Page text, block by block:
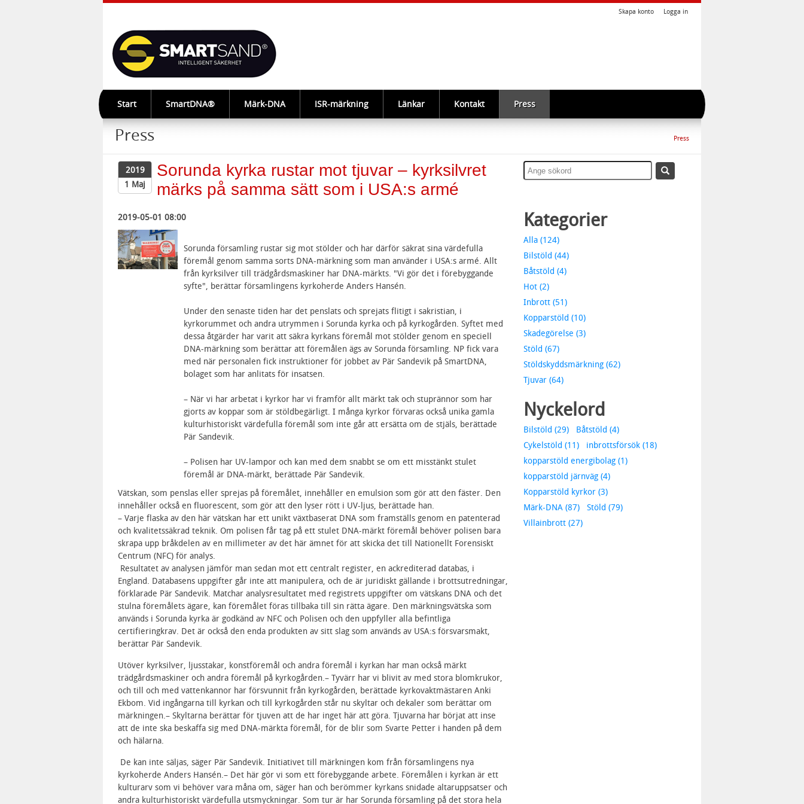
Skapa konto Logga in
Start SmartDNA® Märk-DNA ISR-märkning Länkar Kontakt Press
Press Press
2019
1 Maj
Sorunda kyrka rustar mot tjuvar – kyrksilvret
märks på samma sätt som i USA:s armé
2019-05-01 08:00
Sorunda församling rustar sig mot stölder och har därför säkrat sina värdefulla
föremål genom samma sorts DNA-märkning som man använder i USA:s armé. Allt
från kyrksilver till trädgårdsmaskiner har DNA-märkts. "Vi gör det i förebyggande
syfte", berättar församlingens kyrkoherde Anders Hansén.
Under den senaste tiden har det penslats och sprejats flitigt i sakristian, i
kyrkorummet och andra utrymmen i Sorunda kyrka och på kyrkogården. Syftet med
dessa åtgärder har varit att säkra kyrkans föremål mot stölder genom en speciell
DNA-märkning som berättar att föremålen ägs av Sorunda församling. NP fick vara
med när personalen fick instruktioner för jobbet av Pär Sandevik på SmartDNA,
bolaget som har anlitats för insatsen.
– När vi har arbetat i kyrkor har vi framför allt märkt tak och stuprännor som har
gjorts av koppar som är stöldbegärligt. I många kyrkor förvaras också unika gamla
kulturhistoriskt värdefulla föremål som inte går att ersätta om de stjäls, berättade
Pär Sandevik.
– Polisen har UV-lampor och kan med dem snabbt se om ett misstänkt stulet
föremål är DNA-märkt, berättade Pär Sandevik.
Vätskan, som penslas eller sprejas på föremålet, innehåller en emulsion som gör att den fäster. Den
innehåller också en fluorescent, som gör att den lyser rött i UV-ljus, berättade han.
– Varje flaska av den här vätskan har ett unikt växtbaserat DNA som framställs genom en patenterad
och kvalitetssäkrad teknik. Om polisen får tag på ett stulet DNA-märkt föremål behöver polisen bara
skrapa upp bråkdelen av en millimeter av det här ämnet för att skicka det till Nationellt Forensiskt
Centrum (NFC) för analys.
Resultatet av analysen jämför man sedan mot ett centralt register, en ackrediterad databas, i
England. Databasens uppgifter går inte att manipulera, och de är juridiskt gällande i brottsutredningar,
förklarade Pär Sandevik. Matchar analysresultatet med registrets uppgifter om vätskans DNA och det
stulna föremålets ägare, kan föremålet föras tillbaka till sin rätta ägare. Den märkningsvätska som
används i Sorunda kyrka är godkänd av NFC och Polisen och den uppfyller alla befintliga
certifieringkrav. Det är också den enda produkten av sitt slag som används av USA:s försvarsmakt,
berättar Pär Sandevik.
Utöver kyrksilver, ljusstakar, konstföremål och andra föremål i kyrkan har man också märkt
trädgårdsmaskiner och andra föremål på kyrkogården.– Tyvärr har vi blivit av med stora blomkrukor,
och till och med vattenkannor har försvunnit från kyrkogården, berättade kyrkovaktmästaren Anki
Ekbom. Vid ingångarna till kyrkan och till kyrkogården står nu skyltar och dekaler som berättar om
märkningen.– Skyltarna berättar för tjuven att de har inget här att göra. Tjuvarna har börjat att inse
att de inte ska beskaffa sig med DNA-märkta föremål, för de blir som Svarte Petter i handen på dem
och hälarna.
De kan inte säljas, säger Pär Sandevik. Initiativet till märkningen kom från församlingens nya
kyrkoherde Anders Hansén.– Det här gör vi som ett förebyggande arbete. Föremålen i kyrkan är ett
kulturarv som vi behöver vara måna om, säger han och berömmer kyrkans snidade altaruppsatser och
andra kulturhistoriskt värdefulla utsmyckningar. Som tur är har Sorunda församling på det stora hela
Kategorier
Alla (124)
Bilstöld (44)
Båtstöld (4)
Hot (2)
Inbrott (51)
Kopparstöld (10)
Skadegörelse (3)
Stöld (67)
Stöldskyddsmärkning (62)
Tjuvar (64)
Nyckelord
Bilstöld (29)
Båtstöld (4)
Cykelstöld (11)
inbrottsförsök (18)
kopparstöld energibolag (1)
kopparstöld järnväg (4)
Kopparstöld kyrkor (3)
Märk-DNA (87)
Stöld (79)
Villainbrott (27)